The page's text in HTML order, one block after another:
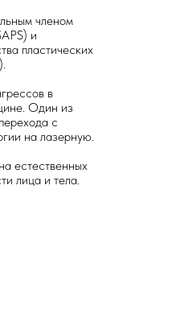
членом
и
пластических
в
Один из
с
на лазерную.
естественных
лица и тела.